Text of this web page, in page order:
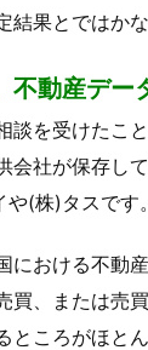
結果とではか
不動産デー
談を受けたこ
会社が保存し
(株)タスです。
における不動
買、または売
ところがほと